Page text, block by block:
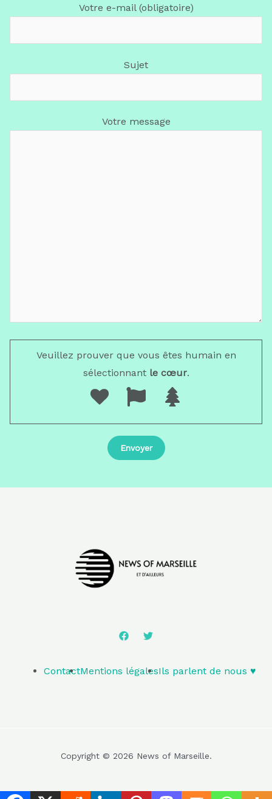
Votre e-mail (obligatoire)
Sujet
Votre message
Veuillez prouver que vous êtes humain en
sélectionnantle cœur.
ContactMentions légalesIls parlent de nous ♥️
Copyright © 2026 News of Marseille.